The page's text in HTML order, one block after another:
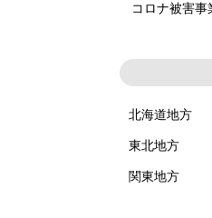
コロナ被害事
北海道地方
東北地方
関東地方